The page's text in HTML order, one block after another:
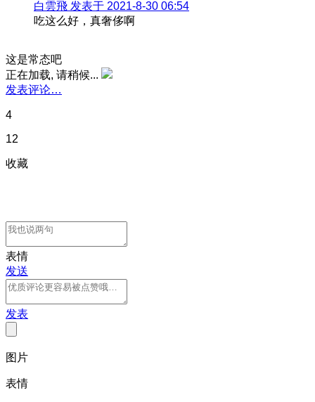
白雲飛 发表于 2021-8-30 06:54
吃这么好，真奢侈啊
这是常态吧
正在加载, 请稍候...
发表评论…
4
12
收藏
表情
发送
发表
图片
表情